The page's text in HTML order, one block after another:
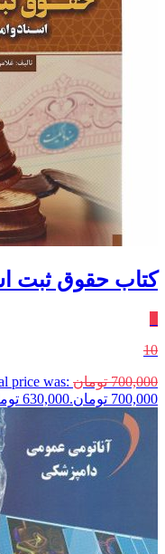
کتاب حقوق ثبت
10
700,000 تومان price was:
700,000 تومان.
630,000